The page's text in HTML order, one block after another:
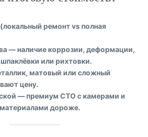
ремонт vs полная
— наличие коррозии, деформации,
или рихтовки.
матовый или сложный
цену.
— премиум СТО с камерами и
дороже.